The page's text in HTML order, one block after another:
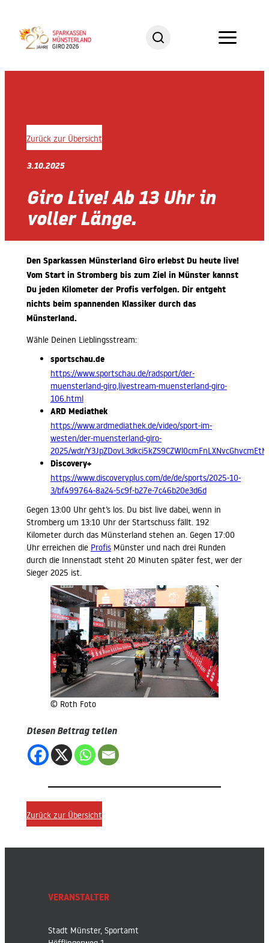
springen
Zurück zur Übersicht
3.10.2025
Giro Live! Ab 13 Uhr in
voller Länge.
Den Sparkassen Münsterland Giro erlebst Du heute live!
Vom Start in Stromberg bis zum Ziel in Münsterkannst
Du jeden Kilometer der Profis verfolgen. Dir entgeht
nichts beim spannenden Klassiker durch das
Münsterland.
Wähle Deinen Lieblingsstream:
sportschau.de
https://www.sportschau.de/radsport/der-
muensterland-giro,livestream-muensterland-giro-
106.html
ARD Mediathek
https://www.ardmediathek.de/video/sport-im-
westen/der-muensterland-giro-
2025/wdr/
Discovery+
https://www.discoveryplus.com/de/de/sports/2025-10-
3/bf499764-8a24-5c9f-b27e-7c46b20e3d6d
Gegen 13:00 Uhr geht’s los. Du bist live dabei, wenn in
Stromberg um 13:10 Uhr der Startschuss fällt. 192
Kilometer durch das Münsterland stehen an. Gegen 17:00
Uhr erreichen die ProfisMünster und nach drei Runden
durch die Innenstadt steht 20 Minuten später fest, wer der
Sieger 2025 ist.
© Roth Foto
Diesen Beitrag teilen
Zurück zur Übersicht
VERANSTALTER
Stadt Münster, Sportamt